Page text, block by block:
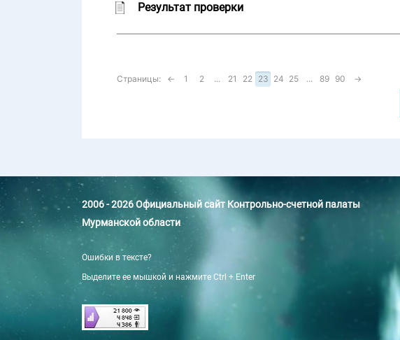
Результат проверки
Страницы: ← 1 2 ... 21 22 23 24 25 ... 89 90 →
2006 - 2026 Официальный сайт Контрольно-счетной палаты
Мурманской области
Ошибки в тексте?
Выделите ее мышкой и нажмите Ctrl + Enter